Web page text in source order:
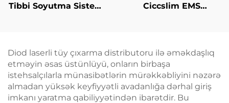
Tibbi Soyutma Sistemi
Davamlı, Təmasdan
Azad Kliniki İstifadə
üçün
Ciccslim EMS
Stimulyasiya
Diod laserli tüy çıxarma distributoru ilə əməkdaşlıq
etməyin əsas üstünlüyü, onların birbaşa
istehsalçılarla münasibətlərin mürəkkəbliyini nəzərə
almadan yüksək keyfiyyətli avadanlığa dərhal giriş
imkanı yaratma qabiliyyətindən ibarətdir. Bu